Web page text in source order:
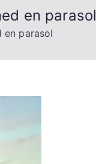
en parasol
en parasol